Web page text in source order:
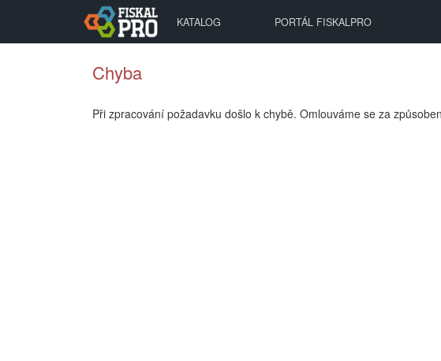
KATALOG PORTÁL FISKALPRO
Chyba
Při zpracování požadavku došlo k chybě. Omlouváme se za